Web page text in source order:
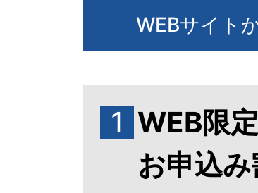
WEBサイト
1 WEB限定
お申込